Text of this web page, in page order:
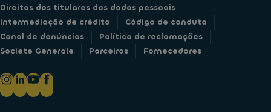
Direitos dos titulares dos dados pessoais
Intermediação de crédito
Código de conduta
Canal de denúncias
Política de reclamações
Societe Generale
Parceiros Fornecedores